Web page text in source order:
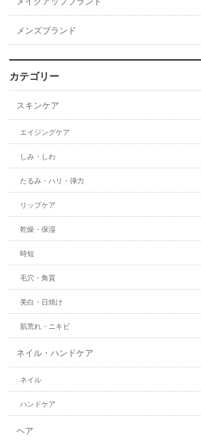
メンズブランド
カテゴリー
スキンケア
エイジングケア
しみ・しわ
たるみ・ハリ・弾力
リップケア
乾燥・保湿
時短
毛穴・角質
美白・日焼け
肌荒れ・ニキビ
ネイル・ハンドケア
ネイル
ハンドケア
ヘア